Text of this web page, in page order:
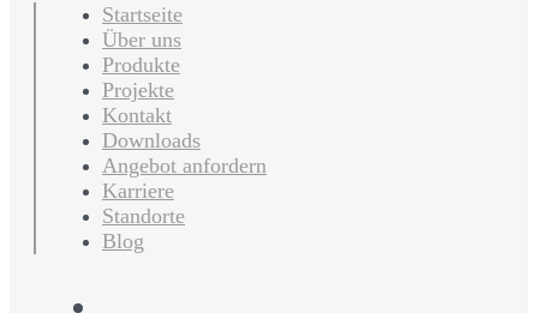
Startseite
Über uns
Produkte
Projekte
Kontakt
Downloads
Angebot anfordern
Karriere
Standorte
Blog